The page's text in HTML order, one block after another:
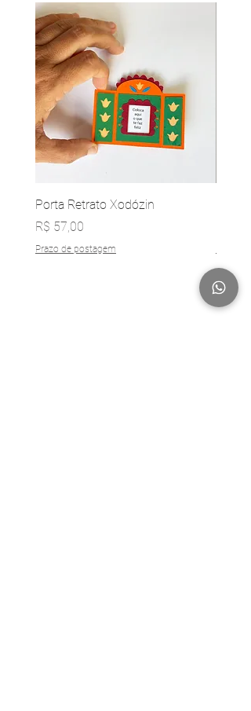
Porta Retrato Xodózin
Preço
R$ 57,00
Prazo de postagem